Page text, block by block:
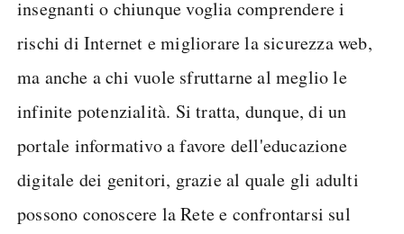
insegnanti o chiunque voglia comprendere i
rischi di Internet e migliorare la sicurezza web,
ma anche a chi vuole sfruttarne al meglio le
infinite potenzialità. Si tratta, dunque, di un
portale informativo a favore dell'educazione
digitale dei genitori, grazie al quale gli adulti
possono conoscere la Rete e confrontarsi sul